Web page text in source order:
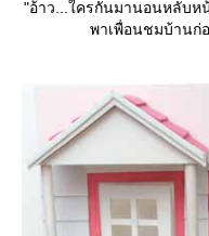
"อ้าว...ใครกันมานอนหลับห
พาเพื่อนชมบ้านก่